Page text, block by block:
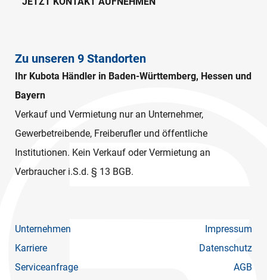
Zu unseren 9 Standorten
Ihr Kubota Händler in Baden-Württemberg, Hessen und
Bayern
Verkauf und Vermietung nur an Unternehmer,
Gewerbetreibende, Freiberufler und öffentliche
Institutionen. Kein Verkauf oder Vermietung an
Verbraucher i.S.d. § 13 BGB.
Unternehmen
Karriere
Serviceanfrage
Impressum
Datenschutz
AGB